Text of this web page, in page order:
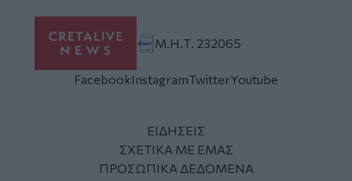
Μ.Η.Τ. 232065
FacebookInstagramTwitterYoutube
ΕΙΔΗΣΕΙΣ
ΣΧΕΤΙΚΑ ΜΕ ΕΜΑΣ
ΠΡΟΣΩΠΙΚΑ ΔΕΔΟΜΕΝΑ